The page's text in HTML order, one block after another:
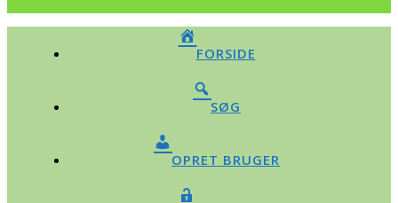
FORSIDE
SØG
OPRET BRUGER